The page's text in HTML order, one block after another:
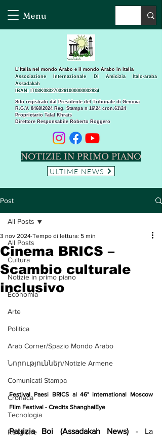
Menu
Sito registrato dal Presidente del Tribunale di Genova
R.G.V. 8468\2024 Reg. Stampa n 16\24 cron.61\24 ​
Proprietario Talal Khrais
Direttore Responsabile Roberto Roggero
L’Italia nel mondo Arabo e il mondo Arabo in Italia
Associazione Internazionale Di Amicizia Italo-araba
Assadakah
IBAN: IT03K0832703261000000002834
NOTIZIE IN PRIMO PIANO
ULTIME NEWS
Post
All Posts
Cultura
Notizie in primo piano
Economia
Arte
Politica
Arab Corner/Spazio Mondo Arabo
Նորություններ/Notizie Armene
Comunicati Stampa
Cronaca
Tecnologia
Religione
All Posts
Cinema BRICS –
Scambio culturale
inclusivo
3 nov 2024 Tempo di lettura: 5 min
Festival Paesi BRICS al 46° international Moscow
Film Festival - Credits ShanghaiEye
Patrizia Boi (Assadakah News) - La